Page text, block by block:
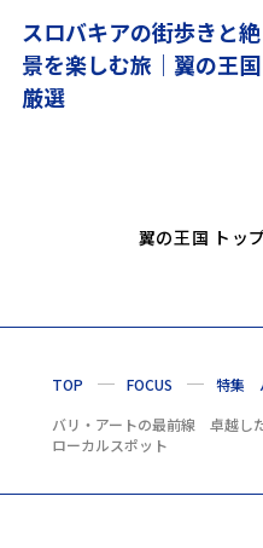
スロバキアの街歩きと絶
景を楽しむ旅｜翼の王国
厳選
翼の王国 トッ
TOP FOCUS
特集
バリ・アートの最前線 卓越し
ローカルスポット